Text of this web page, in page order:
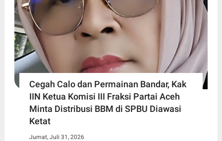
Cegah Calo dan Permainan Bandar, Kak
IIN Ketua Komisi III Fraksi Partai Aceh
Minta Distribusi BBM di SPBU Diawasi
Ketat
Jumat, Juli 31, 2026